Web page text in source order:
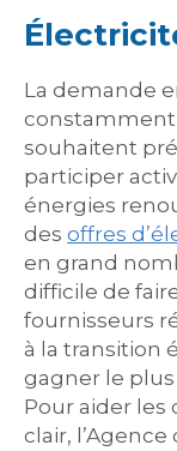
La demande
constamment
souhaitent
participer
énergies
des offres
en grand
difficile de
fournisseurs
à la transition
gagner le
Pour aider les
clair,